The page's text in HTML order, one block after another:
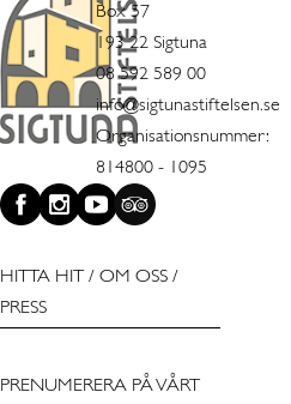
Box 57
193 22 Sigtuna
08 592 589 00
info@sigtunastiftelsen.se
Organisationsnummer:
814800 - 1095
HITTA HIT / OM OSS /
PRESS
PRENUMERERA PÅ VÅRT